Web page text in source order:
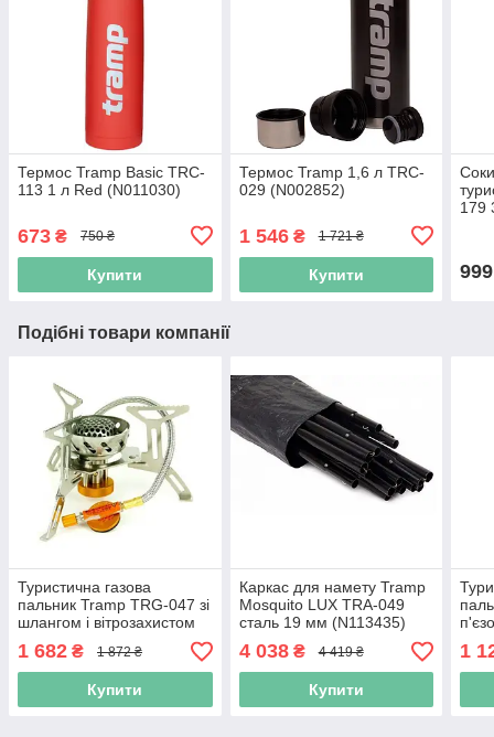
Термос Tramp Basic TRC-
113 1 л Red (N011030)
673 ₴ 750 ₴
Купити
Термос Tramp 1,6 л TRC-
029 (N002852)
1 546₴ 1 721 ₴
Купити
179
999
Подібні товари компанії
Туристична газова
пальник Tramp TRG-047 зі
шлангом і вітрозахистом
(N113218)
1 682 ₴ 1 872 ₴
Купити
Каркас для намету Tramp
Mosquito LUX TRA-049
сталь 19 мм (N113435)
4 038₴ 4 419 ₴
Купити
1